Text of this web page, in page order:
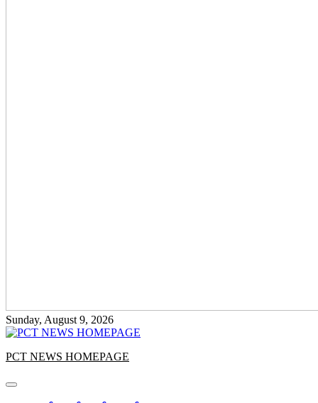
Sunday, August 9, 2026
PCT NEWS HOMEPAGE